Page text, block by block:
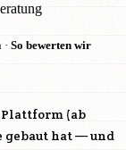
So bewerten wir
(ab
gebaut hat — und